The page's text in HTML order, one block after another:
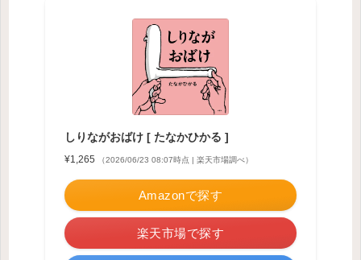
しりながおばけ [ たなかひかる ]
¥1,265 （2026/06/23 08:07時点 | 楽天市場調べ）
Amazonで探す
楽天市場で探す